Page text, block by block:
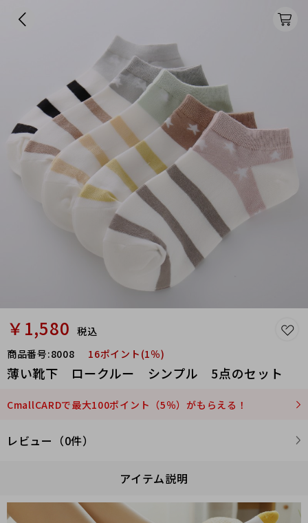
￥1,580 税込
商品番号:8008 16ポイント(1％)
薄い靴下 ロークルー シンプル 5点のセット
CmallCARDで最大100ポイント（5％）がもらえる！
レビュー（0件）
アイテム説明